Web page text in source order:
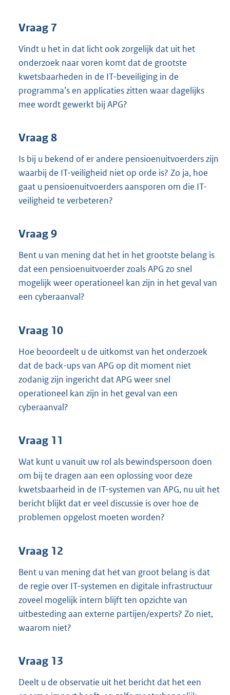
Vraag 7
Vindt u het in dat licht ook zorgelijk dat uit het
onderzoek naar voren komt dat de grootste
kwetsbaarheden in de IT-beveiliging in de
programma’s en applicaties zitten waar dagelijks
mee wordt gewerkt bij APG?
Vraag 8
Is bij u bekend of er andere pensioenuitvoerders zijn
waarbij de IT-veiligheid niet op orde is? Zo ja, hoe
gaat u pensioenuitvoerders aansporen om die IT-
veiligheid te verbeteren?
Vraag 9
Bent u van mening dat het in het grootste belang is
dat een pensioenuitvoerder zoals APG zo snel
mogelijk weer operationeel kan zijn in het geval van
een cyberaanval?
Vraag 10
Hoe beoordeelt u de uitkomst van het onderzoek
dat de back-ups van APG op dit moment niet
zodanig zijn ingericht dat APG weer snel
operationeel kan zijn in het geval van een
cyberaanval?
Vraag 11
Wat kunt u vanuit uw rol als bewindspersoon doen
om bij te dragen aan een oplossing voor deze
kwetsbaarheid in de IT-systemen van APG, nu uit het
bericht blijkt dat er veel discussie is over hoe de
problemen opgelost moeten worden?
Vraag 12
Bent u van mening dat het van groot belang is dat
de regie over IT-systemen en digitale infrastructuur
zoveel mogelijk intern blijft ten opzichte van
uitbesteding aan externe partijen/experts? Zo niet,
waarom niet?
Vraag 13
Deelt u de observatie uit het bericht dat het een